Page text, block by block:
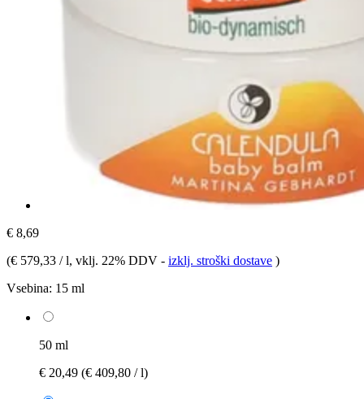
€ 8,69
(€ 579,33 / l, vklj. 22% DDV - izklj. stroški dostave )
Vsebina: 15 ml
50 ml
€ 20,49 (€ 409,80 / l)